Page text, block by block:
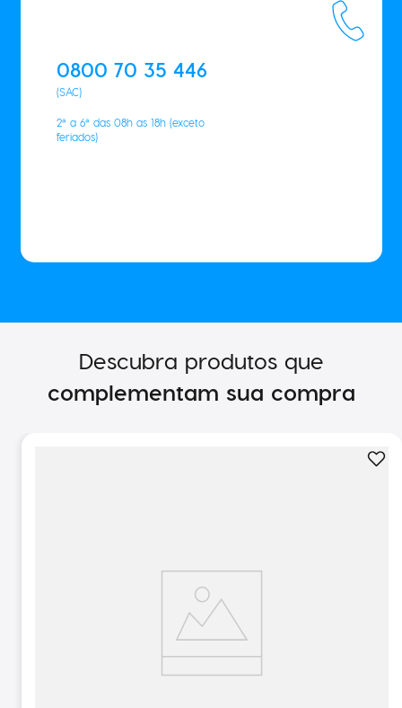
0800 70 35 446
(SAC)
2ª a 6ª das 08h as 18h (exceto
feriados)
Descubra produtos que
complementam sua compra